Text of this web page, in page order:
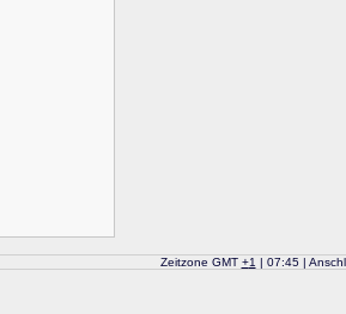
Zeitzone GMT +1 | 07:45 |